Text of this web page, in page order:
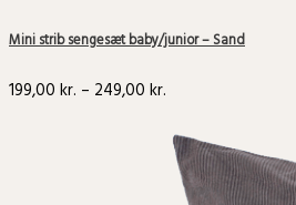
Mini strib sengesæt baby/junior – Sand
199,00 kr. – 249,00 kr.